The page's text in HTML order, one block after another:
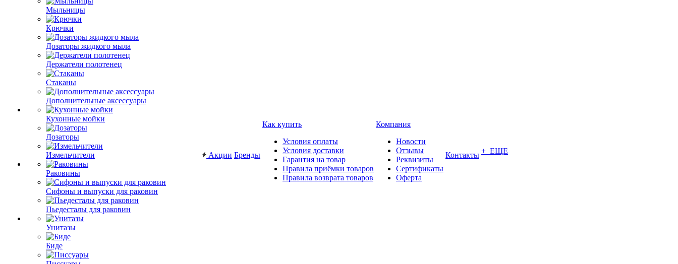
Мыльницы
Крючки
Дозаторы жидкого мыла
Держатели полотенец
Стаканы
Дополнительные аксессуары
Кухонные мойки
Дозаторы
Измельчители
Раковины
Сифоны и выпуски для раковин
Пьедесталы для раковин
Унитазы
Биде
Акции Бренды
Как купить
Условия оплаты
Условия доставки
Гарантия на товар
Правила приёмки товаров
Правила возврата товаров
Компания
Новости
Отзывы
Реквизиты
Сертификаты
Оферта
Контакты + ЕЩЕ